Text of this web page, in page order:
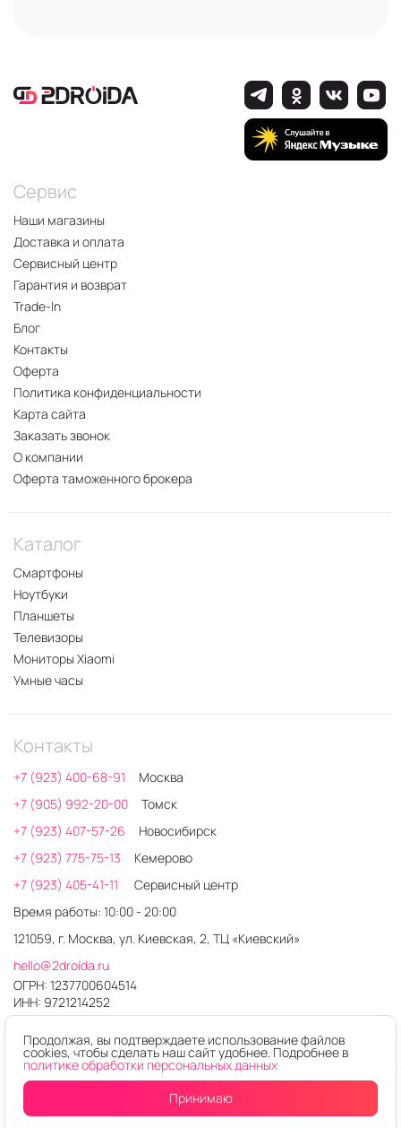
Купить в один клик
Сервис
Наши магазины
Доставка и оплата
Сервисный центр
Гарантия и возврат
Trade-In
Блог
Контакты
Оферта
Политика конфиденциальности
Карта сайта
Заказать звонок
О компании
Оферта таможенного брокера
Каталог
Смартфоны
Ноутбуки
Планшеты
Телевизоры
Мониторы Xiaomi
Умные часы
Контакты
+7 (923) 400-68-91
Москва
+7 (905) 992-20-00
Томск
+7 (923) 407-57-26
Новосибирск
+7 (923) 775-75-13
Кемерово
+7 (923) 405-41-11
Сервисный центр
Время работы: 10:00 - 20:00
121059, г. Москва, ул. Киевская, 2, ТЦ «Киевский»
hello@2droida.ru
ОГРН: 1237700604514
ИНН: 9721214252
© 2026. Любое использование контента без письменного
Интернет-магазин электроники 2DROIDA
Продолжая, вы подтверждаете использование файлов
cookies, чтобы сделать наш сайт удобнее. Подробнее в
политике обработки персональных данных
Принимаю